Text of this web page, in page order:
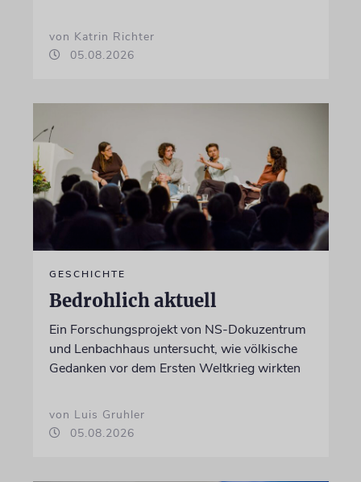
von Katrin Richter
05.08.2026
GESCHICHTE
Bedrohlich aktuell
Ein Forschungsprojekt von NS-Dokuzentrum
und Lenbachhaus untersucht, wie völkische
Gedanken vor dem Ersten Weltkrieg wirkten
von Luis Gruhler
05.08.2026